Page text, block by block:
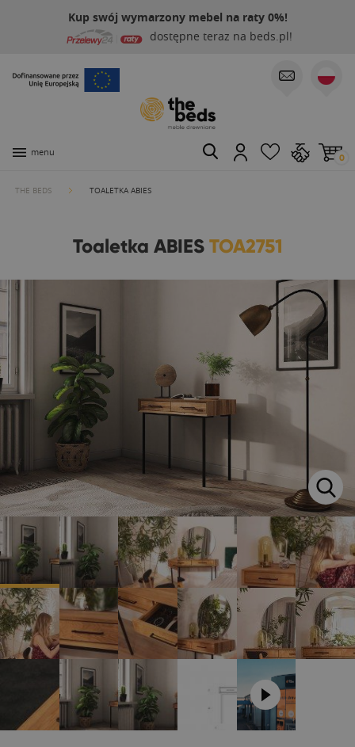
Kup swój wymarzony mebel na raty 0%!
dostępne teraz na beds.pl!
menu 0
THE BEDS TOALETKA ABIES
Toaletka ABIESTOA2751